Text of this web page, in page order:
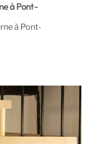
à Pont-
à Pont-